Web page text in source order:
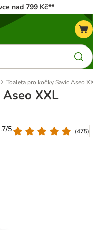
nad 799 Kč**
Toaleta pro kočky Savic Aseo
XXL
5
(475)